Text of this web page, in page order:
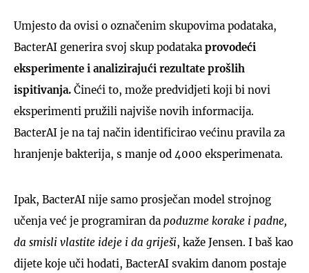
Umjesto da ovisi o označenim skupovima podataka,
BacterAI generira svoj skup podataka provodeći
eksperimente i analizirajući rezultate prošlih
ispitivanja. Čineći to, može predvidjeti koji bi novi
eksperimenti pružili najviše novih informacija.
BacterAI je na taj način identificirao većinu pravila za
hranjenje bakterija, s manje od 4000 eksperimenata.
Ipak, BacterAI nije samo prosječan model strojnog
učenja već je programiran da poduzme korake i padne,
da smisli vlastite ideje i da griješi, kaže Jensen. I baš kao
dijete koje uči hodati, BacterAI svakim danom postaje